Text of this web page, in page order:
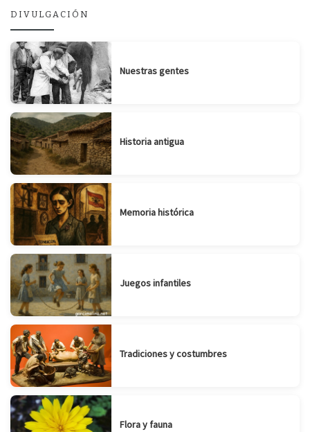
DIVULGACIÓN
Nuestras gentes
Historia antigua
Memoria histórica
Juegos infantiles
Tradiciones y costumbres
Flora y fauna